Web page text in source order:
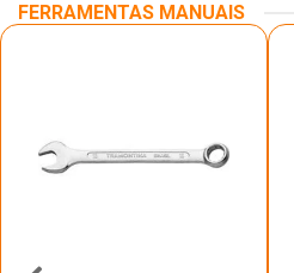
FERRAMENTAS MANUAIS